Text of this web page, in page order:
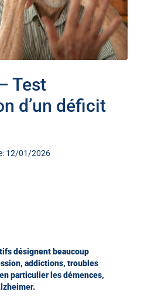
Test
d’un déficit
12/01/2026
désignent beaucoup
addictions, troubles
particulier les démences,